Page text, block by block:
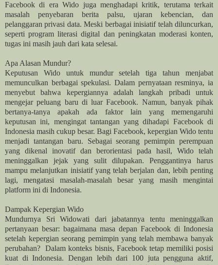
Facebook di era Wido juga menghadapi kritik, terutama terkait
masalah penyebaran berita palsu, ujaran kebencian, dan
pelanggaran privasi data. Meski berbagai inisiatif telah diluncurkan,
seperti program literasi digital dan peningkatan moderasi konten,
tugas ini masih jauh dari kata selesai.
Apa Alasan Mundur?
Keputusan Wido untuk mundur setelah tiga tahun menjabat
memunculkan berbagai spekulasi. Dalam pernyataan resminya, ia
menyebut bahwa kepergiannya adalah langkah pribadi untuk
mengejar peluang baru di luar Facebook. Namun, banyak pihak
bertanya-tanya apakah ada faktor lain yang memengaruhi
keputusan ini, mengingat tantangan yang dihadapi Facebook di
Indonesia masih cukup besar. Bagi Facebook, kepergian Wido tentu
menjadi tantangan baru. Sebagai seorang pemimpin perempuan
yang dikenal inovatif dan berorientasi pada hasil, Wido telah
meninggalkan jejak yang sulit dilupakan. Penggantinya harus
mampu melanjutkan inisiatif yang telah berjalan dan, lebih penting
lagi, mengatasi masalah-masalah besar yang masih mengintai
platform ini di Indonesia.
Dampak Kepergian Wido
Mundurnya Sri Widowati dari jabatannya tentu meninggalkan
pertanyaan besar: bagaimana masa depan Facebook di Indonesia
setelah kepergian seorang pemimpin yang telah membawa banyak
perubahan? Dalam konteks bisnis, Facebook tetap memiliki posisi
kuat di Indonesia. Dengan lebih dari 100 juta pengguna aktif,